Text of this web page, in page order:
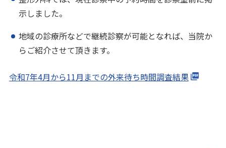
示しました。
地域の診療所などで継続診察が可能となれば、当院か
らご紹介させて頂きます。
令和7年4月から11月までの外来待ち時間調査結果